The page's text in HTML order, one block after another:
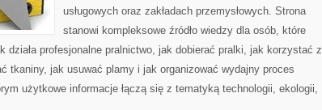
usługowych oraz zakładach przemysłowych. Strona
stanowi kompleksowe źródło wiedzy dla osób, które
działa profesjonalne pralnictwo, jak dobierać pralki, jak korzystać z
tkaniny, jak usuwać plamy i jak organizować wydajny proces
użytkowe informacje łączą się z tematyką technologii, ekologii,